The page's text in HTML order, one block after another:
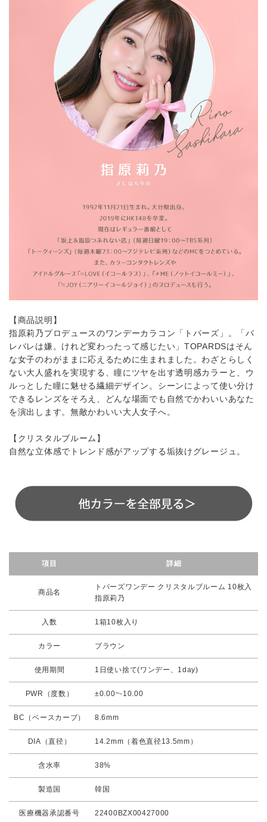
【商品説明】
指原莉乃プロデュースのワンデーカラコン「トパーズ」。「バ
レバレは嫌。けれど変わったって感じたい」TOPARDSはそん
な女子のわがままに応えるために生まれました。わざとらしく
ない大人盛れを実現する、瞳にツヤを出す透明感カラーと、ウ
ルっとした瞳に魅せる繊細デザイン。シーンによって使い分け
できるレンズをそろえ、どんな場面でも自然でかわいいあなた
を演出します。無敵かわいい大人女子へ。
【クリスタルブルーム】
自然な立体感でトレンド感がアップする垢抜けグレージュ。
項目 詳細
商品名
トパーズワンデー クリスタルブルーム 10枚入
指原莉乃
入数 1箱10枚入り
カラー ブラウン
使用期間 1日使い捨て(ワンデー、1day)
PWR（度数） ±0.00~-10.00
BC（ベースカーブ） 8.6mm
DIA（直径） 14.2mm（着色直径13.5mm）
含水率 38%
製造国 韓国
医療機器承認番号 22400BZX00427000